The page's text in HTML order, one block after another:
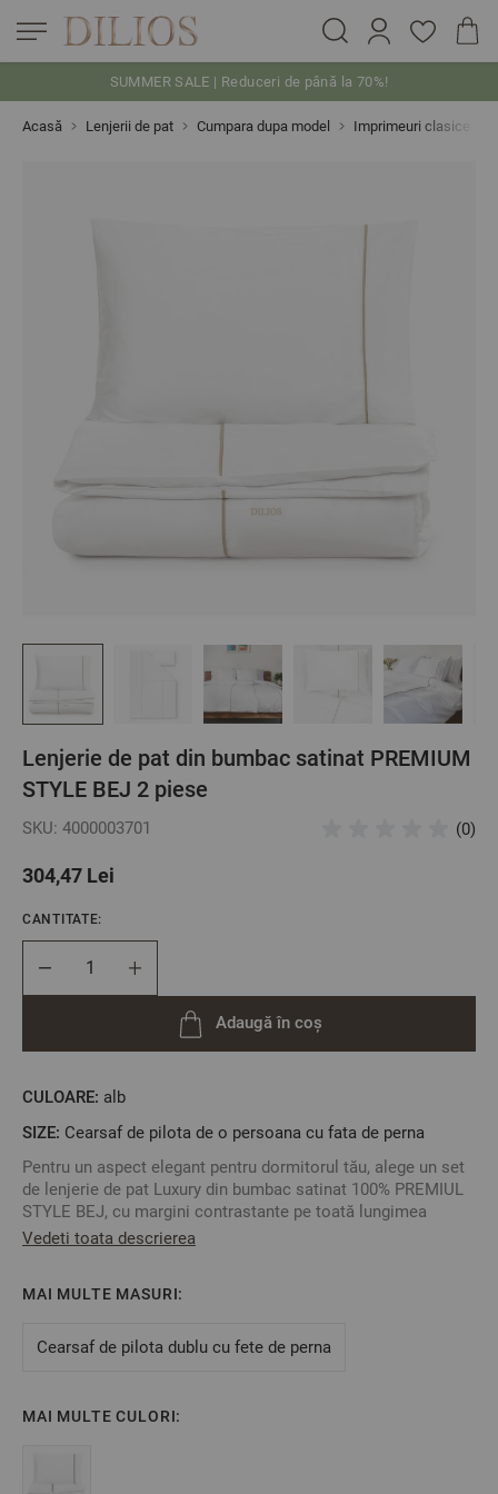
SUMMER SALE | Reduceri de până la 70%!
Acasă Lenjerii de pat Cumpara dupa model Imprimeuri clasice
Lenjerie de pat din bumbac satinat PREMIUM
STYLE BEJ 2 piese
SKU: 4000003701 (0)
304,47 Lei
CULOARE: alb
SIZE: Cearsaf de pilota de o persoana cu fata de perna
Pentru un aspect elegant pentru dormitorul tău, alege un set
de lenjerie de pat Luxury din bumbac satinat 100% PREMIUL
STYLE BEJ, cu margini contrastante pe toată lungimea
cearșafului de pilotă și un logo DILIOS brodat în partea de
O ofertă premium de la DILIOS, cu o calitate fără
Caracteristici:
- față de pernă: 50/70 - 1 bucată;
Culoare: Alb cu două margini contrastante bej;
Vedeti toata descrierea
MAI MULTE MASURI:
Cearsaf de pilota dublu cu fete de perna
MAI MULTE CULORI:
CANTITATE:
Adaugă în coș